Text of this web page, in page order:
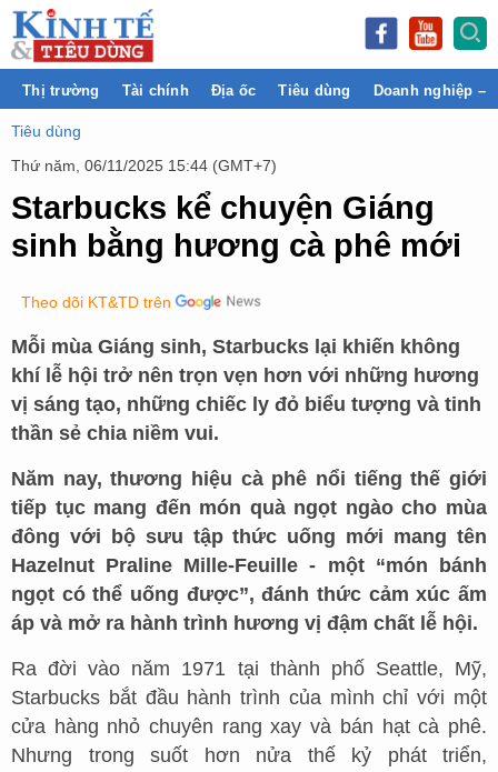
Thị trường Tài chính Địa ốc Tiêu dùng Doanh nghiệp –
Tiêu dùng
Thứ năm, 06/11/2025 15:44 (GMT+7)
Starbucks kể chuyện Giáng
sinh bằng hương cà phê mới
Theo dõi KT&TD trên
Mỗi mùa Giáng sinh, Starbucks lại khiến không
khí lễ hội trở nên trọn vẹn hơn với những hương
vị sáng tạo, những chiếc ly đỏ biểu tượng và tinh
thần sẻ chia niềm vui.
Năm nay, thương hiệu cà phê nổi tiếng thế giới
tiếp tục mang đến món quà ngọt ngào cho mùa
đông với bộ sưu tập thức uống mới mang tên
Hazelnut Praline Mille-Feuille - một “món bánh
ngọt có thể uống được”, đánh thức cảm xúc ấm
áp và mở ra hành trình hương vị đậm chất lễ hội.
Ra đời vào năm 1971 tại thành phố Seattle, Mỹ,
Starbucks bắt đầu hành trình của mình chỉ với một
cửa hàng nhỏ chuyên rang xay và bán hạt cà phê.
Nhưng trong suốt hơn nửa thế kỷ phát triển,